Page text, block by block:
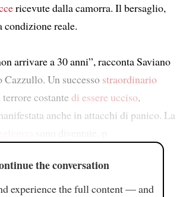
ricevute dalla camorra. Il bersaglio,
condizione reale.
arrivare a 30 anni”, racconta Saviano
Un successo straordinario
costantedi essere ucciso,
anche in attacchi di panico. La
the conversation
experience the full content — and